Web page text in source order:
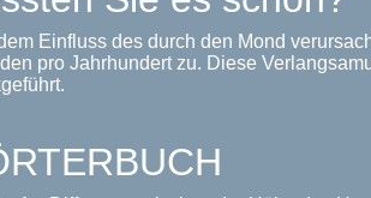
Einfluss des durch den Mond
pro Jahrhundert zu. Diese